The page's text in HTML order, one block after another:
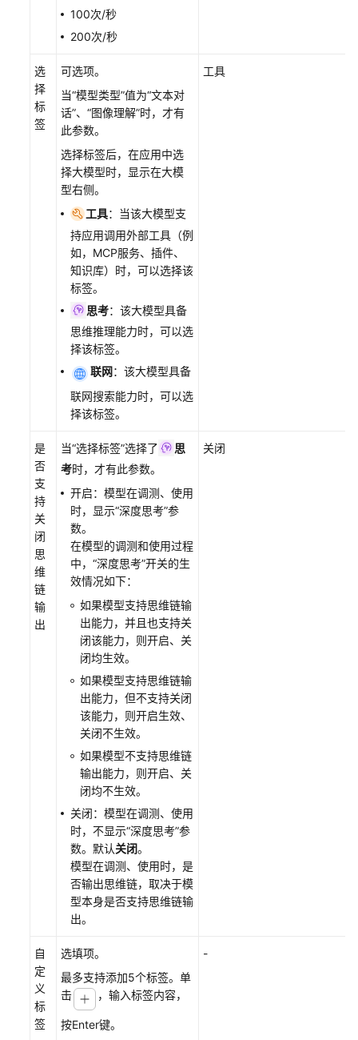
载
通
用
级
协
议
（SLA）
白
皮
书
资
源
100次/秒
200次/秒
选
择
标
签
可选项。
当“模型类型”值为“文本对
话”、“图像理解”时，才有
此参数。
选择标签后，在应用中选
择大模型时，显示在大模
型右侧。
工具：当该大模型支
持应用调用外部工具（例
如，MCP服务、插件、
知识库）时，可以选择该
标签。
思考：该大模型具备
思维推理能力时，可以选
择该标签。
联网 ：该大模型具备
联网搜索能力时，可以选
择该标签。
工具
是
否
支
持
关
闭
思
维
链
输
出
当“选择标签”选择了
思
考时，才有此参数。
开启：模型在调测、使用
时，显示“深度思考”参
数。
在模型的调测和使用过程
中，“深度思考”开关的生
效情况如下：
如果模型支持思维链输
出能力，并且也支持关
闭该能力，则开启、关
闭均生效。
如果模型支持思维链输
出能力，但不支持关闭
该能力，则开启生效、
关闭不生效。
如果模型不支持思维链
输出能力，则开启、关
闭均不生效。
关闭：模型在调测、使用
时，不显示“深度思考”参
数。默认关闭。
模型在调测、使用时，是
否输出思维链，取决于模
型本身是否支持思维链输
出。
关闭
自
定
义
标
签
选填项。
最多支持添加5个标签。单
击
，输入标签内容，
按Enter键。
-